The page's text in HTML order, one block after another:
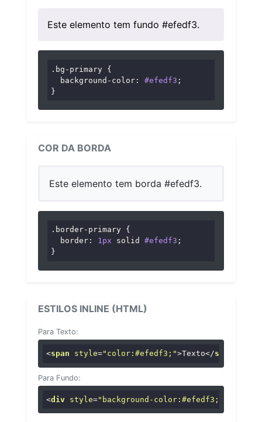
Este elemento tem fundo #efedf3.
.bg-primary {
background-color : #efedf3 ;
}
COR DA BORDA
Este elemento tem borda #efedf3.
.border-primary {
border : 1px solid #efedf3 ;
}
ESTILOS INLINE (HTML)
Para Texto:
<span style="color:#efedf3;">Texto</span
Para Fundo:
<div style="background-color:#efedf3;"